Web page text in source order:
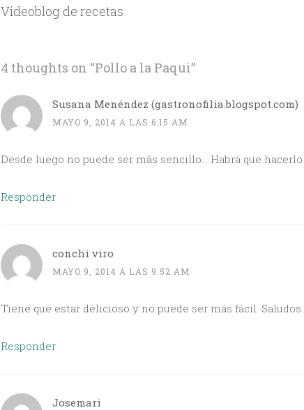
Videoblog de recetas
4 thoughts on “Pollo a la Paqui”
Susana Menéndez (gastronofilia.blogspot.com)
MAYO 9, 2014 A LAS 6:15 AM
Desde luego no puede ser más sencillo… Habrá que hacerlo
Responder
conchi viro
MAYO 9, 2014 A LAS 9:52 AM
Tiene que estar delicioso y no puede ser más fácil. Saludos.
Responder
Josemari